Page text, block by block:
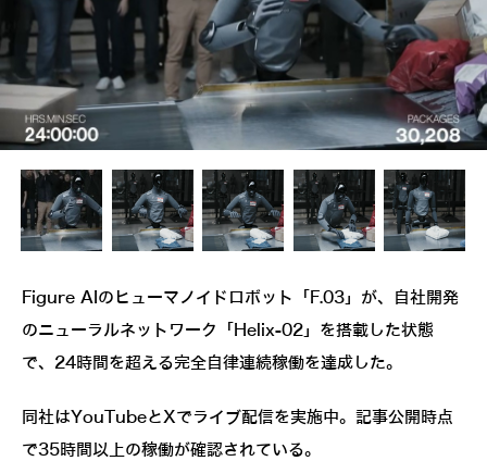
Figure AIのヒューマノイドロボット「F.03」が、自社開発
のニューラルネットワーク「Helix-02」を搭載した状態
で、24時間を超える完全自律連続稼働を達成した。
同社はYouTubeとXでライブ配信を実施中。記事公開時点
で35時間以上の稼働が確認されている。